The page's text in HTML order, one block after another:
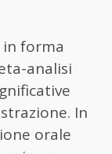
forma
analisi
In
orale